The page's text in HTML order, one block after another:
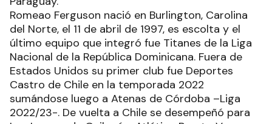
Romeao Ferguson nació en Burlington, Carolina
del Norte, el 11 de abril de 1997, es escolta y el
último equipo que integró fue Titanes de la Liga
Nacional de la República Dominicana. Fuera de
Estados Unidos su primer club fue Deportes
Castro de Chile en la temporada 2022
sumándose luego a Atenas de Córdoba –Liga
2022/23-. De vuelta a Chile se desempeñó para